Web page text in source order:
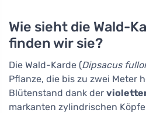
Wie sieht die Wald-
finden wir sie?
Die Wald-Karde (Dipsacus
Pflanze, die bis zu zwei Meter
Blütenstand dank der
markanten zylindrischen